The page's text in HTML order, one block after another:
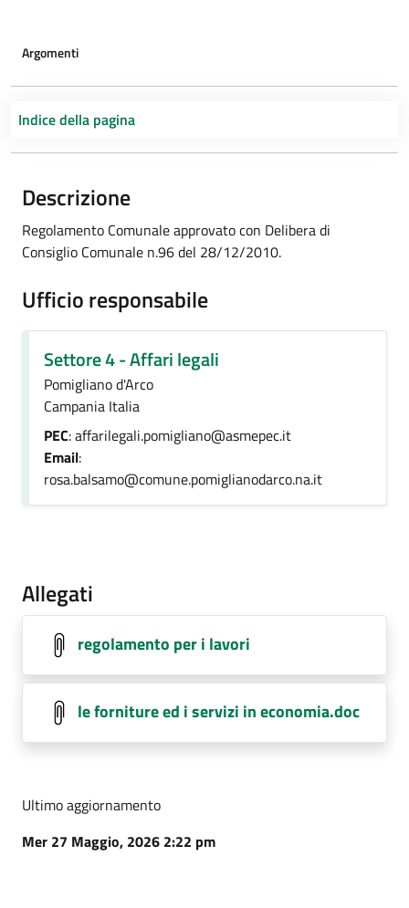
Argomenti
Indice della pagina
Descrizione
Regolamento Comunale approvato con Delibera di
Consiglio Comunale n.96 del 28/12/2010.
Ufficio responsabile
Settore 4 - Affari legali
Pomigliano d'Arco
Campania Italia
PEC: affarilegali.pomigliano@asmepec.it
Email:
rosa.balsamo@comune.pomiglianodarco.na.it
Allegati
regolamento per i lavori
le forniture ed i servizi in economia.doc
Ultimo aggiornamento
Mer 27 Maggio, 2026 2:22 pm